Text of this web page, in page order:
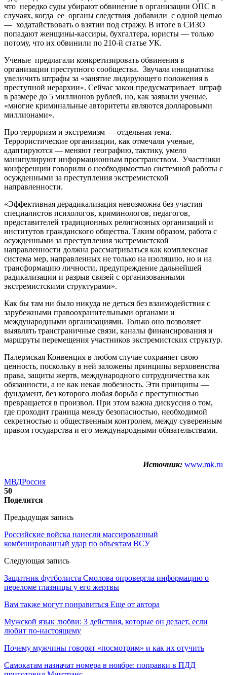
что нередко суды убирают обвинение в организации ОПС в
случаях, когда ее органы следствия добавили с одной целью
— ходатайствовать о взятии под стражу. В итоге в СИЗО
попадают женщины-кассиры, бухгалтера, юристы — только
потому, что их обвинили по 210-й статье УК.
Ученые предлагали конкретизировать обвинения в
организации преступного сообщества. Звучала инициатива
увеличить штрафы за «занятие лидирующего положения в
преступной иерархии». Сейчас закон предусматривает штраф
в размере до 5 миллионов рублей, но, как заявили ученые,
«многие криминальные авторитеты являются долларовыми
миллионами».
Про терроризм и экстремизм — отдельная тема.
Террористические организации, как отмечали ученые,
адаптируются — меняют географию, тактику, умело
манипулируют информационным пространством. Участники
конференции говорили о необходимостью системной работы с
осужденными за преступления экстремистской
направленности.
«Эффективная дерадикализация невозможна без участия
специалистов психологов, криминологов, педагогов,
представителей традиционных религиозных организаций и
институтов гражданского общества. Таким образом, работа с
осужденными за преступления экстремистской
направленности должна рассматриваться как комплексная
система мер, направленных не только на изоляцию, но и на
трансформацию личности, предупреждение дальнейшей
радикализации и разрыв связей с организованными
экстремистскими структурами».
Как бы там ни было никуда не деться без взаимодействия с
зарубежными правоохранительными органами и
международными организациями. Только оно позволяет
выявлять трансграничные связи, каналы финансирования и
маршруты перемещения участников экстремистских структур.
Палермская Конвенция в любом случае сохраняет свою
ценность, поскольку в ней заложены принципы верховенства
права, защиты жертв, международного сотрудничества как
обязанности, а не как некая любезность. Эти принципы —
фундамент, без которого любая борьба с преступностью
превращается в произвол. При этом важна дискуссия о том,
где проходит граница между безопасностью, необходимой
секретностью и общественным контролем, между суверенным
правом государства и его международными обязательствами.
Источник: www.mk.ru
МВДРоссия
50
Поделится
Предыдущая запись
Российские войска нанесли массированный
комбинированный удар по объектам ВСУ
Следующая запись
Защитник футболиста Смолова опровергла информацию о
переломе глазницы у его жертвы
Вам также могут понравиться Еще от автора
Мужской язык любви: 3 действия, которые он делает, если
любит по-настоящему
Почему мужчины говорят «посмотрим» и как их отучить
Самокатам назначат номера в ноябре: поправки в ПДД